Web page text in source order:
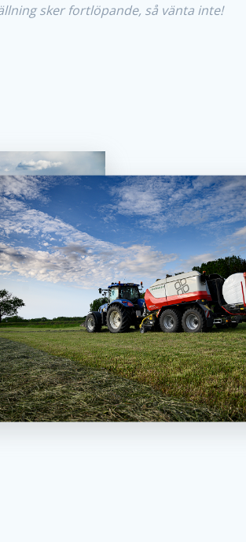
sker fortlöpande, så vänta inte!